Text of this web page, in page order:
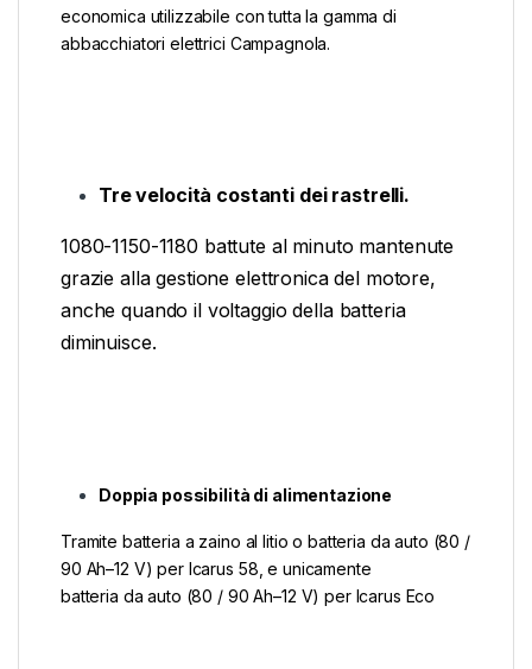
economica utilizzabile con tutta la gamma di
abbacchiatori elettrici Campagnola.
Tre velocità costanti dei rastrelli.
1080-1150-1180 battute al minuto mantenute
grazie alla gestione elettronica del motore,
anche quando il voltaggio della batteria
diminuisce.
Doppia possibilità di alimentazione
Tramite batteria a zaino al litio o batteria da auto (80 /
90 Ah–12 V) per Icarus 58, e unicamente
batteria da auto (80 / 90 Ah–12 V) per Icarus Eco